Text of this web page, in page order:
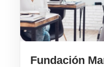
Fundación